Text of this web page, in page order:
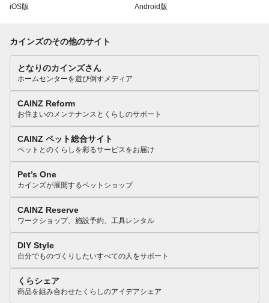
iOS版 Android版
カインズのその他のサイト
となりのカインズさん
ホームセンターを遊び倒すメディア
CAINZ Reform
お住まいのメンテナンスとくらしのサポート
CAINZ ペット総合サイト
ペットとのくらしを彩るサービスをお届け
Pet’s One
カインズが展開するペットショップ
CAINZ Reserve
ワークショップ、施設予約、工具レンタル
DIY Style
自分でものづくりしたいすべての人をサポート
くらシェア
商品を組み合わせたくらしのアイデアシェア